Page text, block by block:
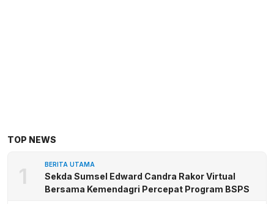
TOP NEWS
1 BERITA UTAMA
Sekda Sumsel Edward Candra Rakor Virtual
Bersama Kemendagri Percepat Program BSPS